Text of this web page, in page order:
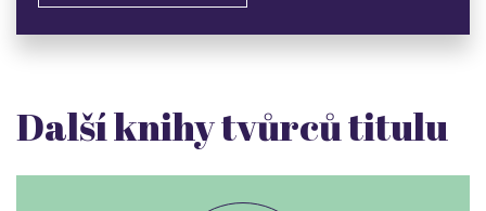
Další knihy tvůrců titulu